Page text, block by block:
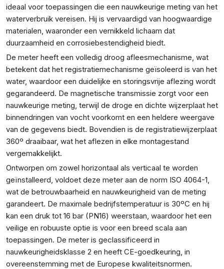
ideaal voor toepassingen die een nauwkeurige meting van het
waterverbruik vereisen. Hij is vervaardigd van hoogwaardige
materialen, waaronder een vernikkeld lichaam dat
duurzaamheid en corrosiebestendigheid biedt.
De meter heeft een volledig droog afleesmechanisme, wat
betekent dat het registratiemechanisme geïsoleerd is van het
water, waardoor een duidelijke en storingsvrije aflezing wordt
gegarandeerd. De magnetische transmissie zorgt voor een
nauwkeurige meting, terwijl de droge en dichte wijzerplaat het
binnendringen van vocht voorkomt en een heldere weergave
van de gegevens biedt. Bovendien is de registratiewijzerplaat
360º draaibaar, wat het aflezen in elke montagestand
vergemakkelijkt.
Ontworpen om zowel horizontaal als verticaal te worden
geïnstalleerd, voldoet deze meter aan de norm ISO 4064-1,
wat de betrouwbaarheid en nauwkeurigheid van de meting
garandeert. De maximale bedrijfstemperatuur is 30ºC en hij
kan een druk tot 16 bar (PN16) weerstaan, waardoor het een
veilige en robuuste optie is voor een breed scala aan
toepassingen. De meter is geclassificeerd in
nauwkeurigheidsklasse 2 en heeft CE-goedkeuring, in
overeenstemming met de Europese kwaliteitsnormen.